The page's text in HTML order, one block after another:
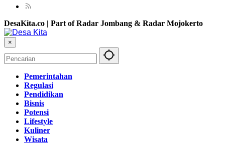
DesaKita.co | Part of Radar Jombang & Radar Mojokerto
×
Pemerintahan
Regulasi
Pendidikan
Bisnis
Potensi
Lifestyle
Kuliner
Wisata